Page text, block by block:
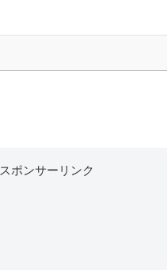
スポンサーリンク